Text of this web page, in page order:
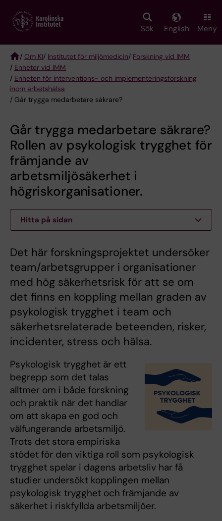
main
Sök English Meny
Breadcrumb
/ Om KI/ Institutet för miljömedicin/ Forskning vid IMM
/ Enheter vid IMM
/ Enheten för interventions- och implementeringsforskning
inom arbetshälsa
/ Går trygga medarbetare säkrare?
Går trygga medarbetare säkrare?
Rollen av psykologisk trygghet för
främjande av
arbetsmiljösäkerhet i
högriskorganisationer.
Hitta på sidan
Det här forskningsprojektet undersöker
team/arbetsgrupper i organisationer
med hög säkerhetsrisk för att se om
det finns en koppling mellan graden av
psykologisk trygghet i team och
säkerhetsrelaterade beteenden, risker,
incidenter, stress och hälsa.
Psykologisk trygghet är ett
begrepp som det talas
alltmer om i både forskning
och praktik när det handlar
om att skapa en god och
välfungerande arbetsmiljö.
Trots det stora empiriska
stödet för den viktiga roll som psykologisk
trygghet spelar i dagens arbetsliv har få
studier undersökt kopplingen mellan
psykologisk trygghet och främjande av
säkerhet i riskfyllda arbetsmiljöer.